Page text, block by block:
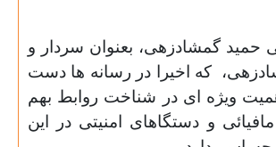
حمید گمشادزهی، بعنوان سردار و
که اخیرا در رسانه ها دست
ویژه ای در شناخت روابط بهم
مافیائی و دستگاهای امنیتی در این